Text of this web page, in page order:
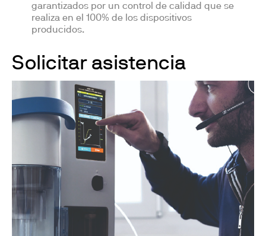
garantizados por un control de calidad que se
realiza en el 100% de los dispositivos
producidos.
Solicitar asistencia